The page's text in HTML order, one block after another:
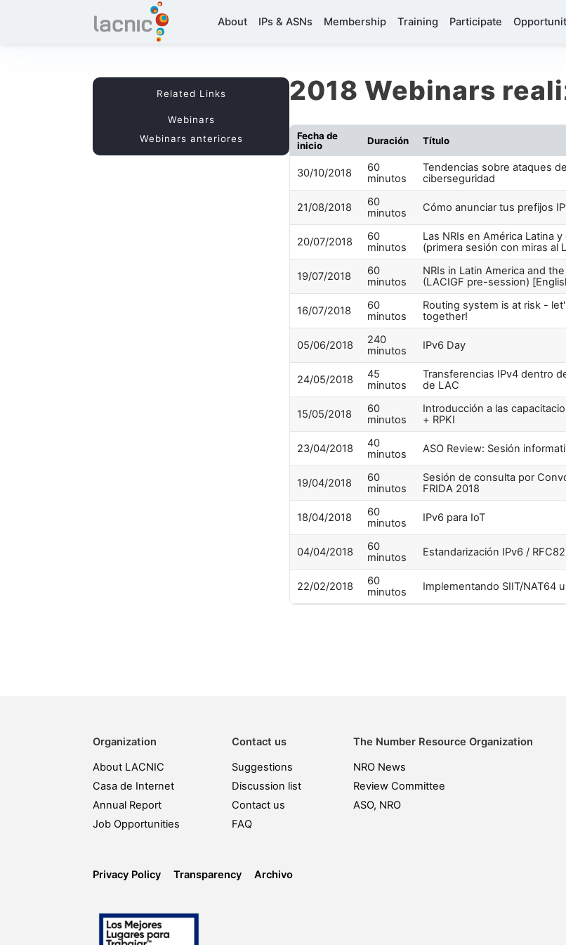
About IPs & ASNs Membership Training Participate
2018 Webinars
Fecha de
inicio
Duración Título
30/10/2018
60
minutos
Tendencias sobre ataques de
ciberseguridad
21/08/2018
60
minutos
Cómo anunciar tus prefijos
20/07/2018
60
minutos
Las NRIs en América Latina y
(primera sesión con miras al
19/07/2018
60
minutos
NRIs in Latin America and
(LACIGF pre-session)
16/07/2018
60
minutos
Routing system is at risk -
together!
05/06/2018
240
minutos
IPv6 Day
24/05/2018
45
minutos
Transferencias IPv4 dentro
de LAC
15/05/2018
60
minutos
Introducción a las
+ RPKI
23/04/2018
40
minutos
ASO Review: Sesión
19/04/2018
60
minutos
Sesión de consulta por
FRIDA 2018
18/04/2018
60
minutos
IPv6 para IoT
04/04/2018
60
minutos
Estandarización IPv6 /
22/02/2018
60
minutos
Implementando SIIT/NAT64
Related Links
Webinars
Webinars anteriores
Organization
About LACNIC
Casa de Internet
Annual Report
Job Opportunities
Contact us
Suggestions
Discussion list
Contact us
FAQ
The Number Resource Organization
NRO News
Review Committee
ASO, NRO
Privacy Policy Transparency Archivo